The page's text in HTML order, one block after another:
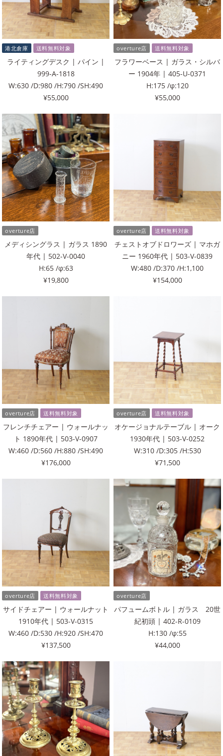
港北倉庫 送料無料対象
ライティングデスク | パイン |
999-A-1818
W:630 /D:980 /H:790 /SH:490
¥55,000
overture店 送料無料対象
フラワーベース | ガラス・シルバ
ー 1904年 | 405-U-0371
H:175 /φ:120
¥55,000
overture店
メディシングラス | ガラス 1890
年代 | 502-V-0040
H:65 /φ:63
¥19,800
overture店 送料無料対象
チェストオブドロワーズ | マホガ
ニー 1960年代 | 503-V-0839
W:480 /D:370 /H:1,100
¥154,000
overture店 送料無料対象
フレンチチェアー | ウォールナッ
ト 1890年代 | 503-V-0907
W:460 /D:560 /H:880 /SH:490
¥176,000
overture店 送料無料対象
オケージョナルテーブル | オーク
1930年代 | 503-V-0252
W:310 /D:305 /H:530
¥71,500
overture店 送料無料対象
サイドチェアー | ウォールナット
1910年代 | 503-V-0315
W:460 /D:530 /H:920 /SH:470
¥137,500
overture店
パフュームボトル | ガラス 20世
紀初頭 | 402-R-0109
H:130 /φ:55
¥44,000